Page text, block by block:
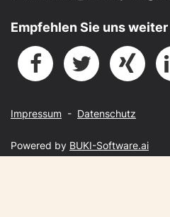
Empfehlen Sie uns weiter
Impressum - Datenschutz
Powered by BUKI-Software.ai